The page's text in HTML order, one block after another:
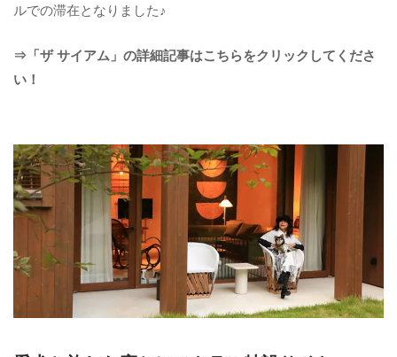
ルでの滞在となりました♪
⇒「ザ サイアム」の詳細記事はこちらをクリックしてくださ
い！